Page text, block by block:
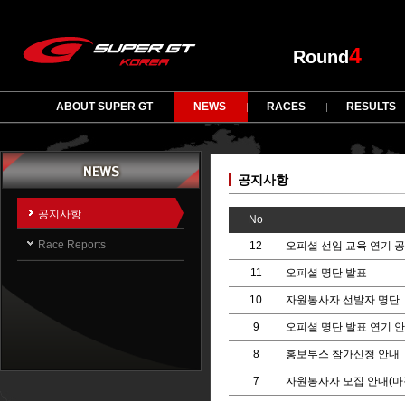
Round4
ABOUT SUPER GT NEWS RACES RESULTS
공지사항
Race Reports
공지사항
No
12 오피셜 선임 교육 연기
11 오피셜 명단 발표
10 자원봉사자 선발자 명단
9 오피셜 명단 발표 연기
8 홍보부스 참가신청 안내
7 자원봉사자 모집 안내(